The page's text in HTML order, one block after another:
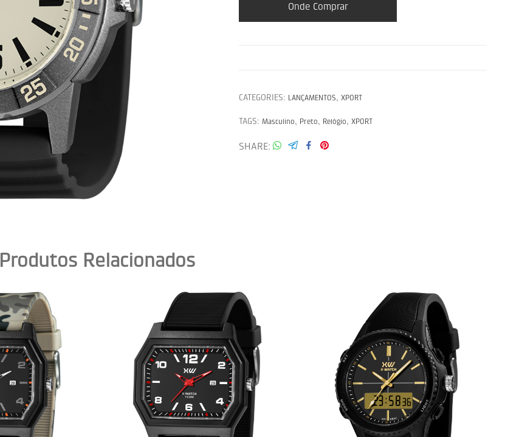
Onde Comprar
CATEGORIES: LANÇAMENTOS, XPORT
TAGS: Masculino, Preto, Relógio, XPORT
SHARE
Produtos Relacionados